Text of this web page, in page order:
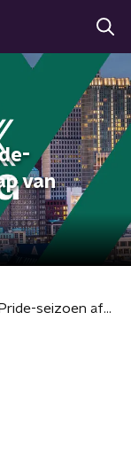
van
Pride Den Haag trapt Pride-seizoen af met boodschap van verbinding